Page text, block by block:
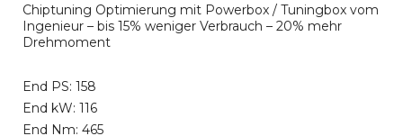
Chiptuning Optimierung mit Powerbox / Tuningbox vom
Ingenieur – bis 15% weniger Verbrauch – 20% mehr
Drehmoment
End PS: 158
End kW: 116
End Nm: 465